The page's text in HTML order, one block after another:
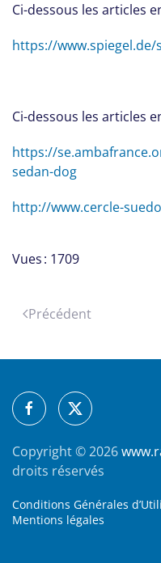
Ci-dessous les articles
https://
Ci-dessous les articles
https://
sedan-dog
http://www.cercle-
Vues : 1709
Précédent
Copyright ©2026
droits réservés
Conditions Générales
Mentions légales